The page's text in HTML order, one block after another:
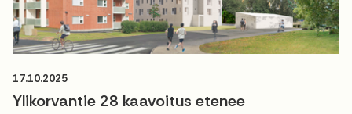
17.10.2025
Ylikorvantie 28 kaavoitus etenee